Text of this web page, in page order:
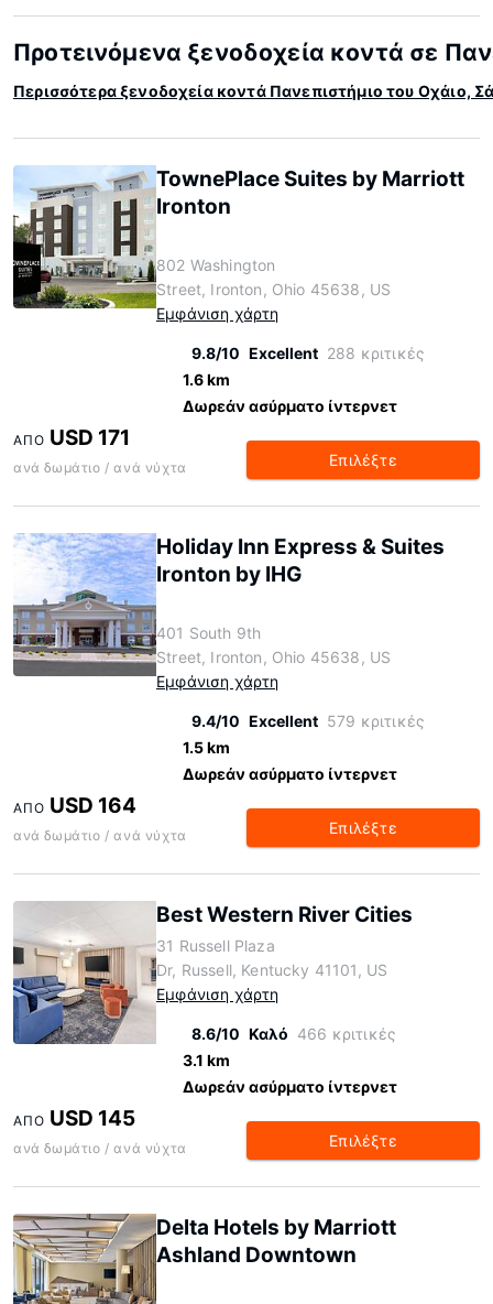
Προτεινόμενα ξενοδοχεία κοντά σε
Περισσότερα ξενοδοχεία κοντά Πανεπιστήμιο του Οχάιο,
TownePlace Suites by Marriott
Ironton
802 Washington
Street, Ironton, Ohio 45638, US
Εμφάνιση χάρτη
9.8/10 Excellent 288 κριτικές
1.6 km
Δωρεάν ασύρματο ίντερνετ
ΑΠΌ USD 171
ανά δωμάτιο / ανά νύχτα Επιλέξτε
Holiday Inn Express & Suites
Ironton by IHG
401 South 9th
Street, Ironton, Ohio 45638, US
Εμφάνιση χάρτη
9.4/10 Excellent 579 κριτικές
1.5 km
Δωρεάν ασύρματο ίντερνετ
ΑΠΌ USD 164
ανά δωμάτιο / ανά νύχτα Επιλέξτε
Best Western River Cities
31 Russell Plaza
Dr, Russell, Kentucky 41101, US
Εμφάνιση χάρτη
8.6/10 Καλό 466 κριτικές
3.1 km
Δωρεάν ασύρματο ίντερνετ
ΑΠΌ USD 145
ανά δωμάτιο / ανά νύχτα Επιλέξτε
Delta Hotels by Marriott
Ashland Downtown